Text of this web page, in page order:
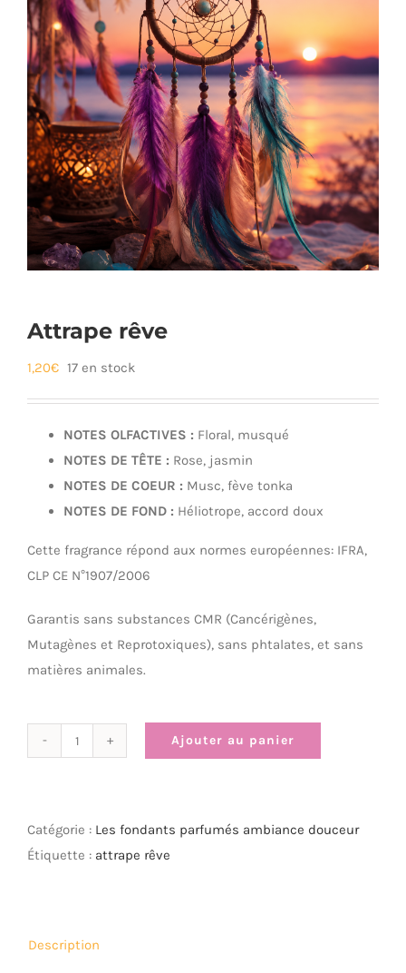
Attrape rêve
1,20€ 17 en stock
NOTES OLFACTIVES : Floral, musqué
NOTES DE TÊTE : Rose, jasmin
NOTES DE COEUR : Musc, fève tonka
NOTES DE FOND : Héliotrope, accord doux
Cette fragrance répond aux normes européennes: IFRA,
CLP CE N°1907/2006
Garantis sans substances CMR (Cancérigènes,
Mutagènes et Reprotoxiques), sans phtalates, et sans
matières animales.
rêve
Ajouter au panier
Catégorie : Les fondants parfumés ambiance douceur
Étiquette : attrape rêve
Description